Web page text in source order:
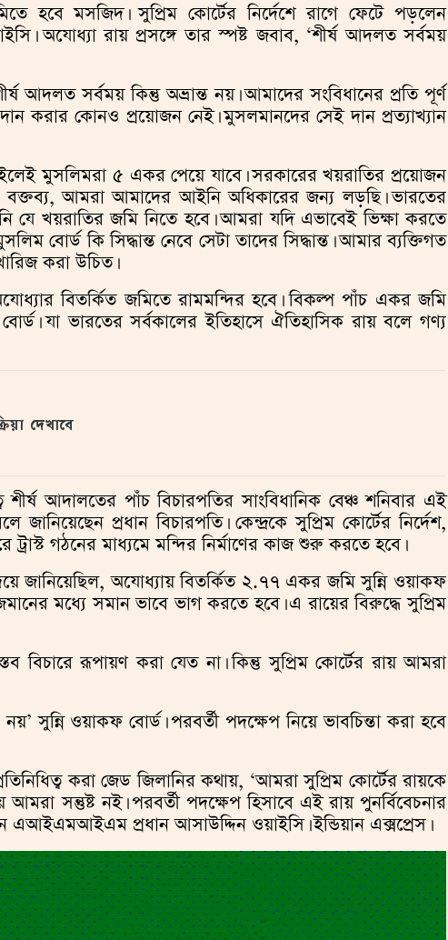
হবে মসজিদ। সুপ্রিম কোর্টের নির্দেশে রাগে ফেটে পড়লেন
অযোধ্যা রায় প্রসঙ্গে তার স্পষ্ট জবাব, ‘শীর্ষ আদলত সর্বময়
আদলত সর্বময় কিন্তু অভ্রান্ত নয়। আমাদের সংবিধানের প্রতি পূর্ণ
করার কোনও প্রয়োজন নেই। মুসলমানদের সেই দান প্রত্যাখ্যান
মুসলিমরা ৫ একর পেয়ে যাবে। সরকারের খয়রাতির প্রয়োজন
বক্তব্য, আমরা আমাদের আইনি অধিকারের জন্য লড়ছি। ভারতের
খয়রাতির জমি নিতে হবে। আমরা যদি এভাবেই ভিক্ষা করতে
বোর্ড কি সিদ্ধান্ত নেবে সেটা তাদের সিদ্ধান্ত। আমার ব্যক্তিগত
করা উচিত।
বিতর্কিত জমিতে রামমন্দির হবে। বিকল্প পাঁচ একর জমি
যা ভারতের সর্বকালের ইতিহাসে ঐতিহাসিক রায় বলে গণ্য
দেখাবে
শীর্ষ আদালতের পাঁচ বিচারপতির সাংবিধানিক বেঞ্চ শনিবার এই
জানিয়েছেন প্রধান বিচারপতি। কেন্দ্রকে সুপ্রিম কোর্টের নির্দেশ,
গঠনের মাধ্যমে মন্দির নির্মাণের কাজ শুরু করতে হবে।
জানিয়েছিল, অযোধ্যায় বিতর্কিত ২.৭৭ একর জমি সুন্নি ওয়াকফ
মধ্যে সমান ভাবে ভাগ করতে হবে। এ রায়ের বিরুদ্ধে সুপ্রিম
বিচারে রূপায়ণ করা যেত না। কিন্তু সুপ্রিম কোর্টের রায় আমরা
নয়’ সুন্নি ওয়াকফ বোর্ড। পরবর্তী পদক্ষেপ নিয়ে ভাবচিন্তা করা হবে
করা জেড জিলানির কথায়, ‘আমরা সুপ্রিম কোর্টের রায়কে
সন্তুষ্ট নই। পরবর্তী পদক্ষেপ হিসাবে এই রায় পুনর্বিবেচনার
প্রধান আসাউদ্দিন ওয়াইসি। ইন্ডিয়ান এক্সপ্রেস।